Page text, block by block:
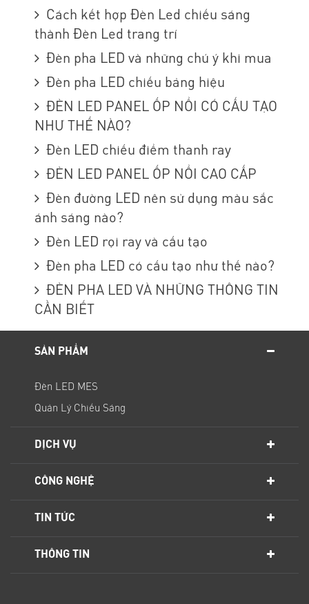
Cách kết hợp Đèn Led chiếu sáng
thành Đèn Led trang trí
Đèn pha LED và những chú ý khi mua
Đèn pha LED chiếu bảng hiệu
ĐÈN LED PANEL ỐP NỔI CÓ CẤU TẠO
NHƯ THẾ NÀO?
Đèn LED chiếu điểm thanh ray
ĐÈN LED PANEL ỐP NỔI CAO CẤP
Đèn đường LED nên sử dụng màu sắc
ánh sáng nào?
Đèn LED rọi ray và cấu tạo
Đèn pha LED có cấu tạo như thế nào?
ĐÈN PHA LED VÀ NHỮNG THÔNG TIN
CẦN BIẾT
SẢN PHẨM
Đèn LED MES
Quản Lý Chiếu Sáng
DỊCH VỤ
CÔNG NGHỆ
TIN TỨC
THÔNG TIN